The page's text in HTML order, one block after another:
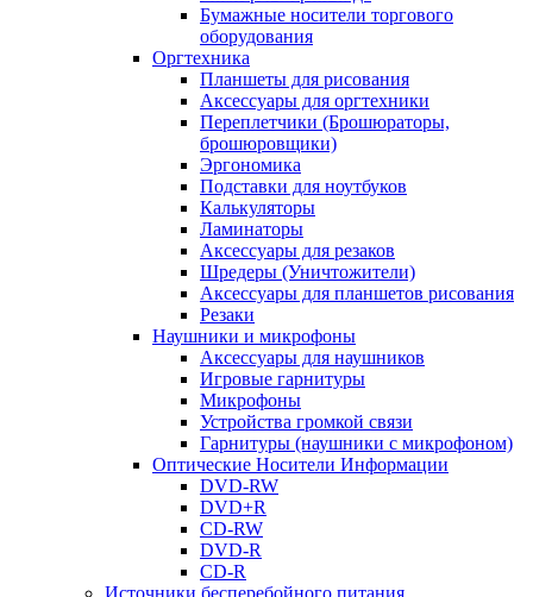
Бумажные носители торгового
оборудования
Оргтехника
Планшеты для рисования
Аксессуары для оргтехники
Переплетчики (Брошюраторы,
брошюровщики)
Эргономика
Подставки для ноутбуков
Калькуляторы
Ламинаторы
Аксессуары для резаков
Шредеры (Уничтожители)
Аксессуары для планшетов рисования
Резаки
Наушники и микрофоны
Аксессуары для наушников
Игровые гарнитуры
Микрофоны
Устройства громкой связи
Гарнитуры (наушники с микрофоном)
Оптические Носители Информации
DVD-RW
DVD+R
CD-RW
DVD-R
CD-R
Источники бесперебойного питания